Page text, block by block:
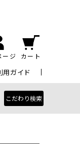
ージ カート
用ガイド
こだわり検索